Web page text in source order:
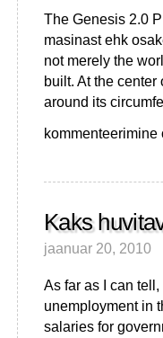
The Genesis 2.0
masinast ehk
not merely the
built. At the
around its
Huvitavaid
Kaks
jaanuar 20, 2010
As far as I can
unemployment in
salaries for